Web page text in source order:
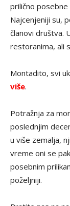
prilično
Najcenjeniji su,
članovi društva.
restoranima, ali
Montadito, svi
više.
Potražnja za
poslednjim
u više zemalja,
vreme oni se
posebnim
poželjniji.